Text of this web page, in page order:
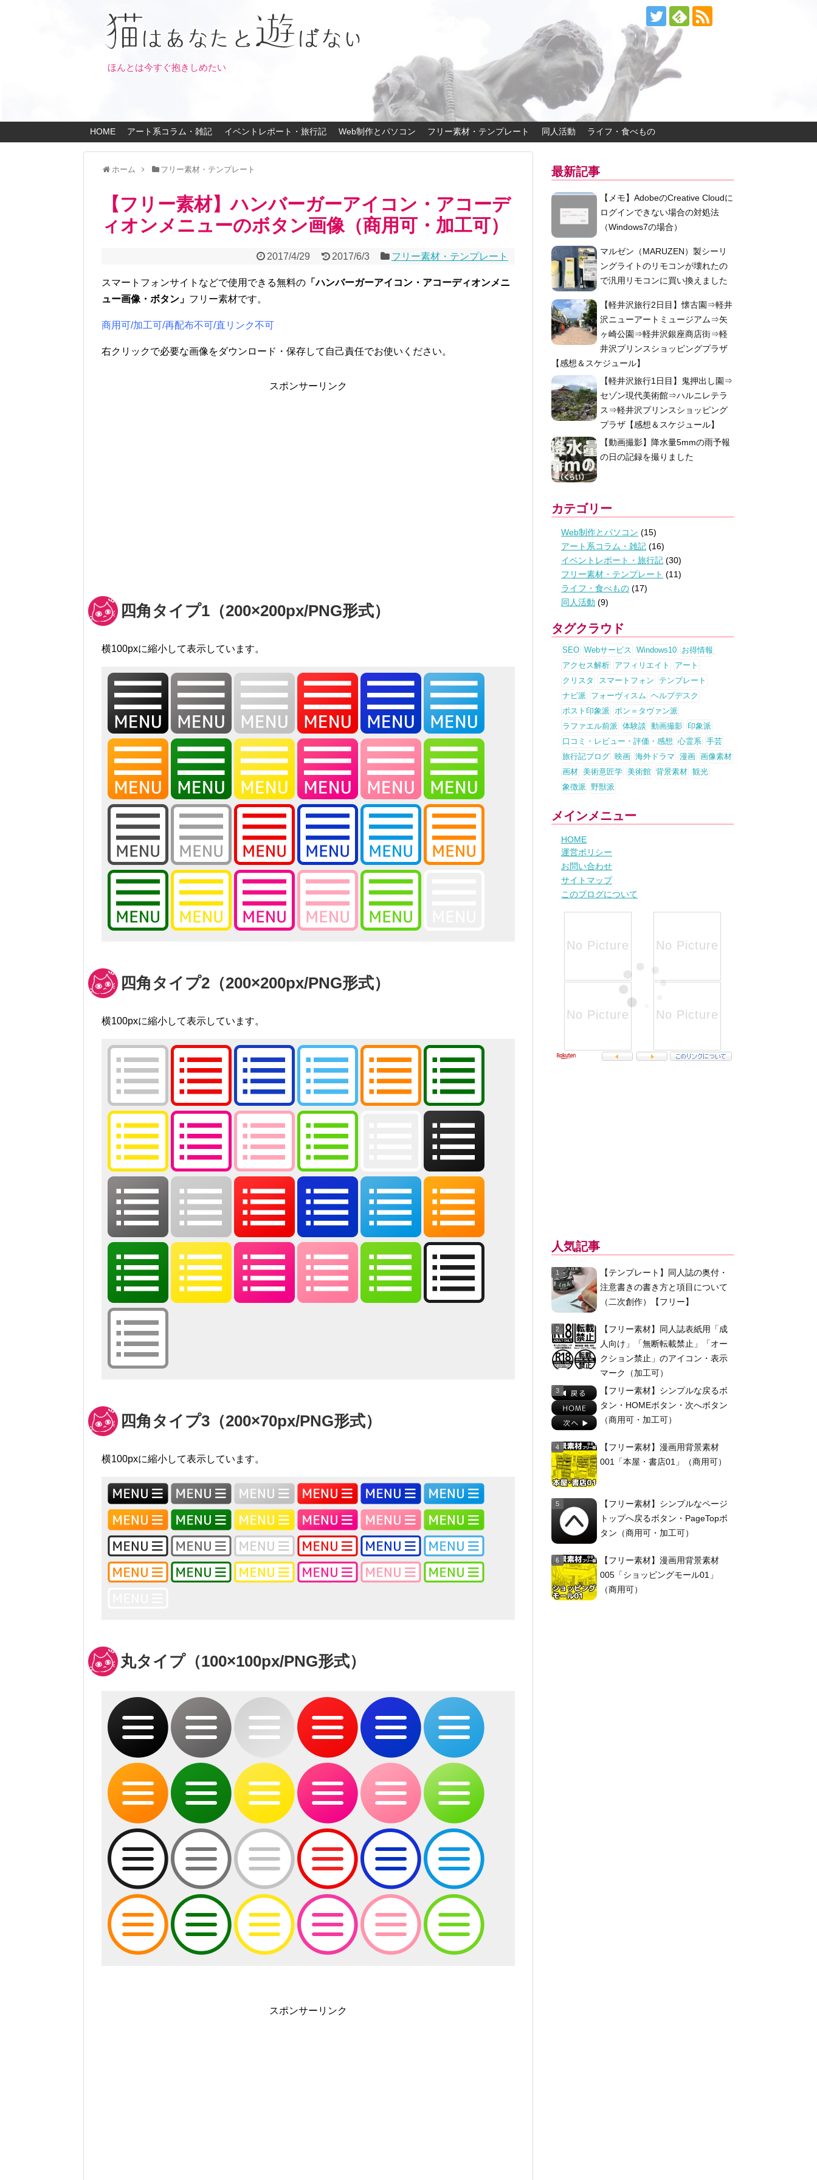
ほんとは今すぐ抱きしめたい
HOME アート系コラム・雑記 イベントレポート・旅行記 Web制作とパソコン フリー素材・テンプレート 同人活動 ライフ・食べもの
ホーム フリー素材・テンプレート
【フリー素材】ハンバーガーアイコン・アコーデ
ィオンメニューのボタン画像（商用可・加工可）
2017/4/29 2017/6/3 フリー素材・テンプレート
スマートフォンサイトなどで使用できる無料の 「ハンバーガーアイコン・アコーディオンメニ
ュー画像・ボタン」 フリー素材です。
商用可/加工可/再配布不可/直リンク不可
右クリックで必要な画像をダウンロード・保存して自己責任でお使いください。
スポンサーリンク
四角タイプ1（200×200px/PNG形式）
横100pxに縮小して表示しています。
四角タイプ2（200×200px/PNG形式）
横100pxに縮小して表示しています。
四角タイプ3（200×70px/PNG形式）
横100pxに縮小して表示しています。
丸タイプ（100×100px/PNG形式）
スポンサーリンク
最新記事
【メモ】AdobeのCreative Cloudに
ログインできない場合の対処法
（Windows7の場合）
マルゼン（MARUZEN）製シーリ
ングライトのリモコンが壊れたの
で汎用リモコンに買い換えました
【軽井沢旅行2日目】懐古園⇒軽井
沢ニューアートミュージアム⇒矢
ヶ崎公園⇒軽井沢銀座商店街⇒軽
井沢プリンスショッピングプラザ
【感想＆スケジュール】
【軽井沢旅行1日目】鬼押出し園⇒
セゾン現代美術館⇒ハルニレテラ
ス⇒軽井沢プリンスショッピング
プラザ【感想＆スケジュール】
【動画撮影】降水量5mmの雨予報
の日の記録を撮りました
カテゴリー
Web制作とパソコン (15)
アート系コラム・雑記 (16)
イベントレポート・旅行記 (30)
フリー素材・テンプレート (11)
ライフ・食べもの (17)
同人活動 (9)
タグクラウド
SEO Webサービス Windows10 お得情報
アクセス解析 アフィリエイト
アート
クリスタ
スマートフォン
テンプレート
ナビ派
フォーヴィスム ヘルプデスク
ポスト印象派 ポン＝タヴァン派
ラファエル前派 体験談 動画撮影 印象派
口コミ・レビュー・評価・感想 心霊系 手芸
旅行記ブログ 映画 海外ドラマ 漫画 画像素材
画材 美術意匠学 美術館 背景素材 観光
象徴派 野獣派
メインメニュー
HOME
運営ポリシー
お問い合わせ
サイトマップ
このブログについて
人気記事
【テンプレート】同人誌の奥付・
注意書きの書き方と項目について
（二次創作）【フリー】
【フリー素材】同人誌表紙用「成
人向け」「無断転載禁止」「オー
クション禁止」のアイコン・表示
マーク（加工可）
【フリー素材】シンプルな戻るボ
タン・HOMEボタン・次へボタン
（商用可・加工可）
【フリー素材】漫画用背景素材
001「本屋・書店01」（商用可）
【フリー素材】シンプルなページ
トップへ戻るボタン・PageTopボ
タン（商用可・加工可）
【フリー素材】漫画用背景素材
005「ショッピングモール01」
（商用可）